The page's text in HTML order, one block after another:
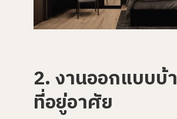
2. งานออกแบบบ้
ที่อยู่อาศัย